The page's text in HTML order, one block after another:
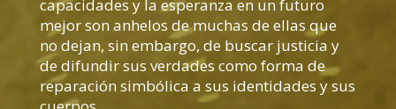
capacidades y la esperanza en un futuro
mejor son anhelos de muchas de ellas que
no dejan, sin embargo, de buscar justicia y
de difundir sus verdades como forma de
reparación simbólica a sus identidades y sus